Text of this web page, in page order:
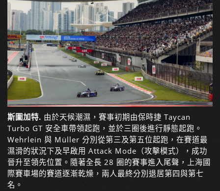
斯圖加特. 由於天候潮濕，賽事初期由保時捷 Taycan
Turbo GT 安全車帶領起跑，並於三圈後進行靜態起跑。
Wehrlein 與 Müller 分別從第三及第五位起跑，在賽道最
濕滑的狀況下及早啟用 Attack Mode（攻擊模式），成功
晉升至領先位置。隨著全長 28 圈的賽事進入尾聲，上海國
際賽車場的賽道逐漸乾燥，兩人最終分別退居第四與第七
名。